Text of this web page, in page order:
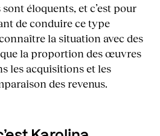
éloquents, et c’est pour
de conduire ce type
la situation avec des
la proportion des œuvres
les acquisitions et les
des revenus.